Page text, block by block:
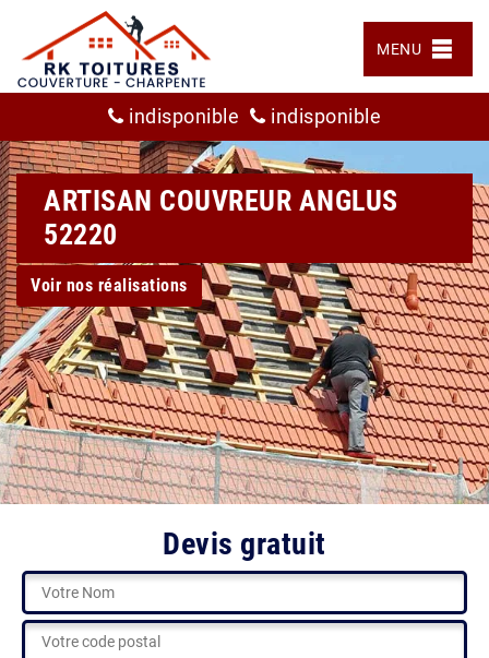
MENU
indisponible indisponible
ARTISAN COUVREUR ANGLUS
52220
Voir nos réalisations
Devis gratuit